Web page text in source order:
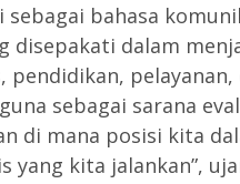
bahasa
disepakati dalam
pelayanan,
sebagai sarana
di mana posisi kita
kita jalankan”,